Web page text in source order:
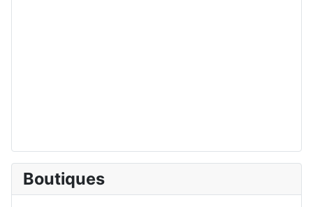
Boutiques